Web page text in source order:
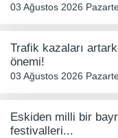
03 Ağustos 2026
Trafik kazaları
önemi!
03 Ağustos 2026
Eskiden milli bir
festivalleri...